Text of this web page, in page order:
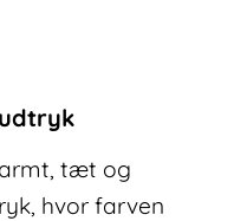
tæt og
hvor farven